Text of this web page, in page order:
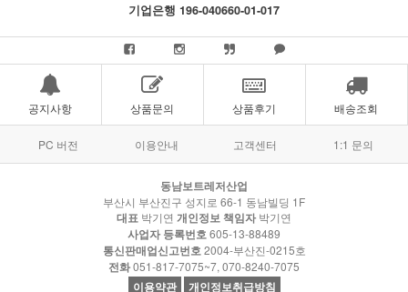
기업은행 196-040660-01-017
공지사항 상품문의 상품후기 배송조회
PC 버전 이용안내 고객센터 1:1 문의
동남보트레저산업
부산시 부산진구 성지로 66-1 동남빌딩 1F
대표 박기연 개인정보 책임자 박기연
사업자 등록번호605-13-88489
통신판매업신고번호 2004-부산진-0215호
전화051-817-7075~7, 070-8240-7075
이용약관 개인정보취급방침